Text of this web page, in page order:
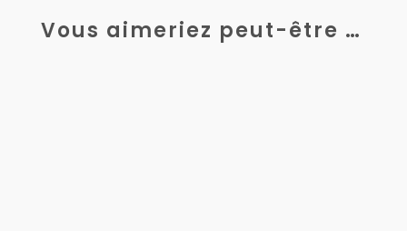
Vous aimeriez peut-être …